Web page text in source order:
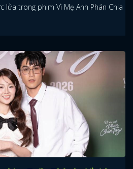
lửa trong phim Vì Mẹ Anh Phán Chia